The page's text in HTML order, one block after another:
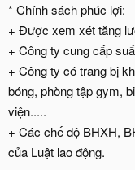
* Chính sách phúc lợi:
+ Được xem xét tăng
+ Công ty cung cấp
+ Công ty có trang bị
bóng, phòng tập gym,
viện.....
+ Các chế độ BHXH,
của Luật lao động.